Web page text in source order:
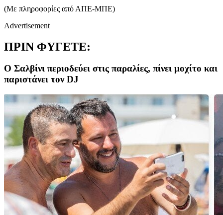
(Με πληροφορίες από ΑΠΕ-ΜΠΕ)
Advertisement
ΠΡΙΝ ΦΥΓΕΤΕ:
Ο Σαλβίνι περιοδεύει στις παραλίες, πίνει μοχίτο και
παριστάνει τον DJ